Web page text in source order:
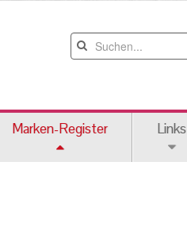
Marken-Register Links